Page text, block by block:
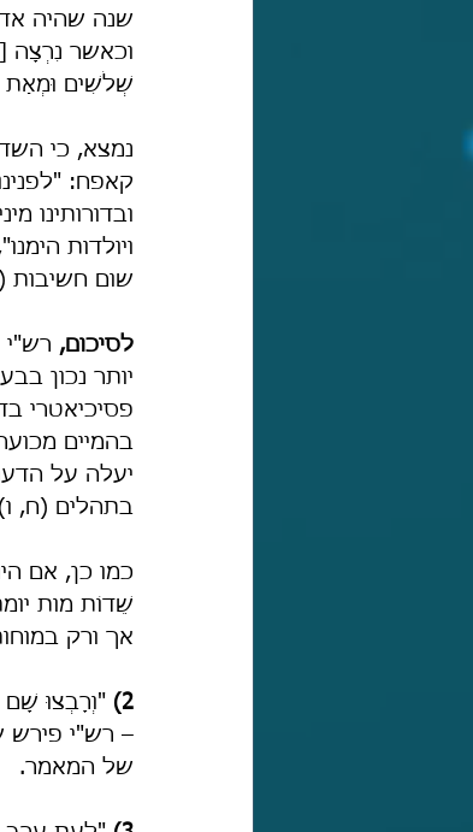
שנה שהיה
וכאשר נִרְצָה
שְׁלֹשִׁים וּמְאַת
נמצא, כי
קאפח:
ובדורותינו
ויולדות
שום חשיבות
לסיכום,
פסיכיאטרי
בהמיים
בתהלים (ח,
כמו כן, אם
שֵׁדוֹת מות
אך ורק
2)
"וְרָבְצוּ שָׁם
– רש"י פירש
של המאמר.